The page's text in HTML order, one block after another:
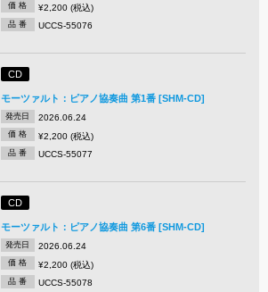
価 格 ¥2,200 (税込)
品 番 UCCS-55076
CD
モーツァルト：ピアノ協奏曲 第1番 [SHM-CD]
発売日 2026.06.24
価 格 ¥2,200 (税込)
品 番 UCCS-55077
CD
モーツァルト：ピアノ協奏曲 第6番 [SHM-CD]
発売日 2026.06.24
価 格 ¥2,200 (税込)
品 番 UCCS-55078